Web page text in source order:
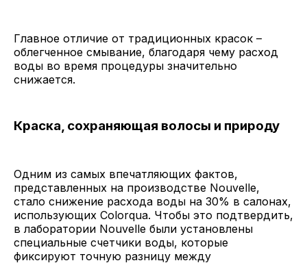
Главное отличие от традиционных красок –
облегченное смывание, благодаря чему расход
воды во время процедуры значительно
снижается.
Краска, сохраняющая волосы и природу
Одним из самых впечатляющих фактов,
представленных на производстве Nouvelle,
стало снижение расхода воды на 30% в салонах,
использующих Colorqua. Чтобы это подтвердить,
в лаборатории Nouvelle были установлены
специальные счетчики воды, которые
фиксируют точную разницу между